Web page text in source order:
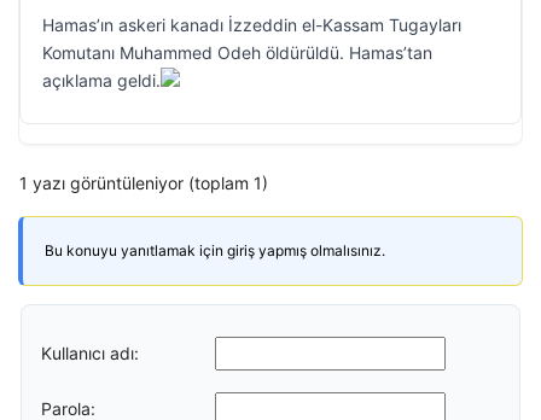
Hamas’ın askeri kanadı İzzeddin el-Kassam Tugayları
Komutanı Muhammed Odeh öldürüldü. Hamas’tan
açıklama geldi.
1 yazı görüntüleniyor (toplam 1)
Bu konuyu yanıtlamak için giriş yapmış olmalısınız.
Kullanıcı adı:
Parola: